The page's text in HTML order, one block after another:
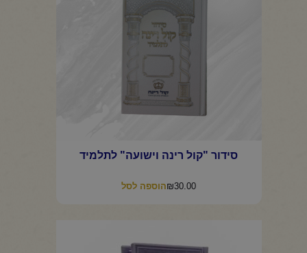
סידור "קול רינה וישועה" לתלמיד
₪30.00 הוספה לסל